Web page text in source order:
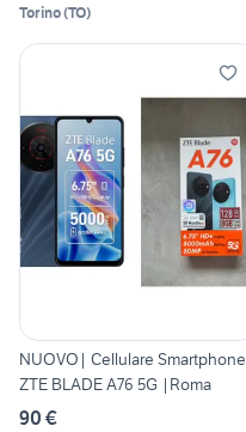
Torino(TO)
NUOVO| Cellulare Smartphone
ZTE BLADE A76 5G |Roma
90 €